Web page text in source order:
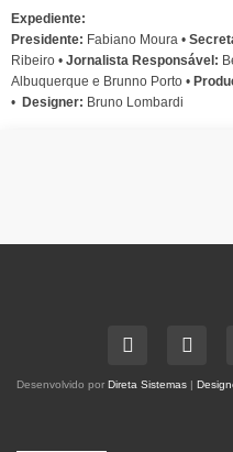
Expediente:
Presidente: Fabiano Moura •
Ribeiro • Jornalista Responsável:
Albuquerque e Brunno Porto •
• Designer: Bruno Lombardi
Desenvolvido por Direta Sistemas |